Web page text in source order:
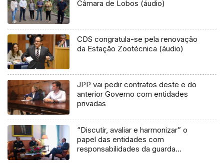
Câmara de Lobos (áudio)
CDS congratula-se pela renovação
da Estação Zootécnica (áudio)
JPP vai pedir contratos deste e do
anterior Governo com entidades
privadas
“Discutir, avaliar e harmonizar” o
papel das entidades com
responsabilidades da guarda